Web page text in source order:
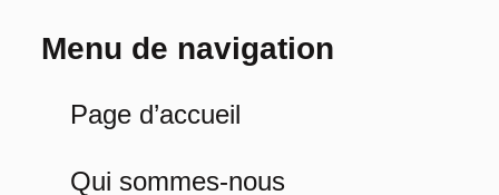
Menu de navigation
Page d’accueil
Qui sommes-nous